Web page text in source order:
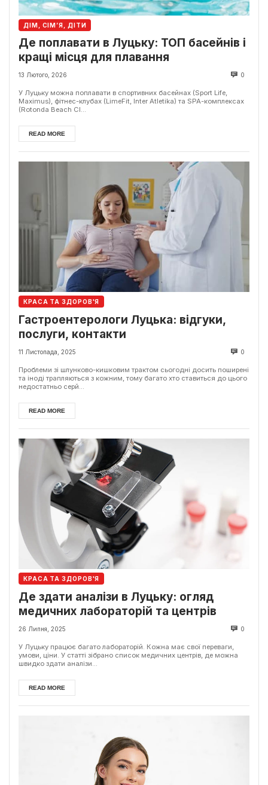
ДІМ, СІМ’Я, ДІТИ
Де поплавати в Луцьку: ТОП басейнів і
кращі місця для плавання
13 Лютого, 2026 0
У Луцьку можна поплавати в спортивних басейнах (Sport Life,
Maximus), фітнес-клубах (LimeFit, Inter Atletika) та SPA-комплексах
(Rotonda Beach Cl...
READ MORE
КРАСА ТА ЗДОРОВ'Я
Гастроентерологи Луцька: відгуки,
послуги, контакти
11 Листопада, 2025 0
Проблеми зі шлунково-кишковим трактом сьогодні досить поширені
та іноді трапляються з кожним, тому багато хто ставиться до цього
недостатньо серй...
READ MORE
КРАСА ТА ЗДОРОВ'Я
Де здати аналізи в Луцьку: огляд
медичних лабораторій та центрів
26 Липня, 2025 0
У Луцьку працює багато лабораторій. Кожна має свої переваги,
умови, ціни. У статті зібрано список медичних центрів, де можна
швидко здати аналізи...
READ MORE